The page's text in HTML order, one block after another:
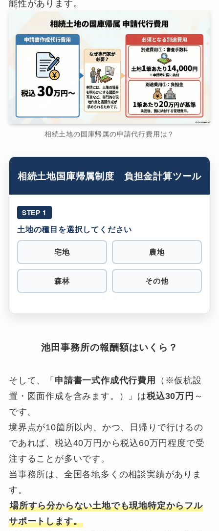
能性があります。
相続土地の国庫帰属の申請代行費用は？
相続土地国庫帰属制度 負担金計算ツール
STEP 1
土地の種目を選択してください
宅地 農地
森林 その他
池田事務所の報酬額はいくら？
そして、「 申請書一式作成代行費用
（※仮杭設
置・図面作成を含みます。）」は税込30万円 ～
です。
境界点が10箇所以内、かつ、日帰りで行けるの
であれば、税込40万円から税込60万円程度で受
注することが多いです。
当事務所は、全国各地多くの相談実績がありま
す。
場所すら分からない土地でも現地特定からフル
サポートします。